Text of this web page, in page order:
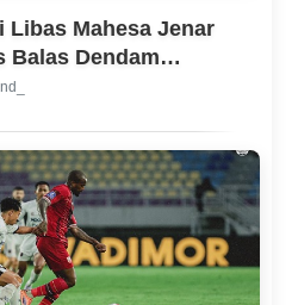
Libas Mahesa Jenar
Balas Dendam